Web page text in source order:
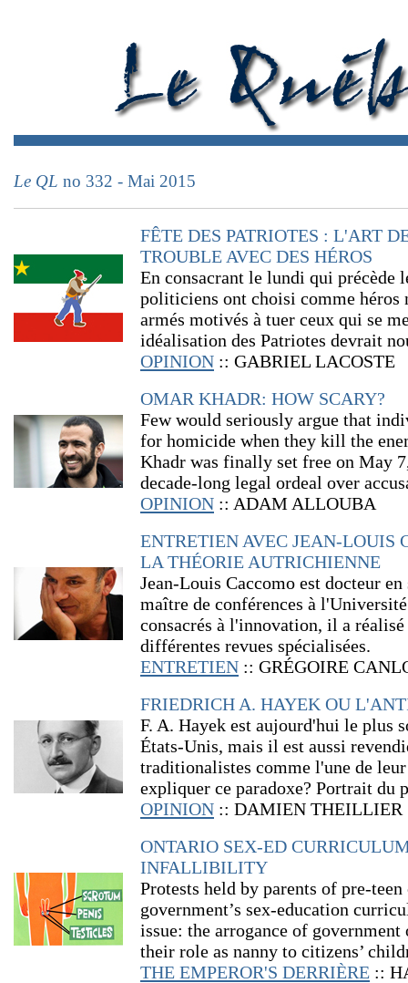
Le QL no 332 - Mai 2015
FÊTE DES PATRIOTES : L'ART
TROUBLE AVEC DES HÉROS
En consacrant le lundi qui précède
politiciens ont choisi comme
armés motivés à tuer ceux qui se
idéalisation des Patriotes devrait
OPINION :: GABRIEL LACOSTE
OMAR KHADR: HOW SCARY?
Few would seriously argue that
for homicide when they kill the
Khadr was finally set free on May
decade-long legal ordeal over
OPINION :: ADAM ALLOUBA
ENTRETIEN AVEC JEAN-LOUIS
LA THÉORIE AUTRICHIENNE
Jean-Louis Caccomo est docteur
maître de conférences à
consacrés à l'innovation, il a
différentes revues spécialisées.
ENTRETIEN :: GRÉGOIRE
FRIEDRICH A. HAYEK OU
F. A. Hayek est aujourd'hui le plus
États-Unis, mais il est aussi
traditionalistes comme l'une de
expliquer ce paradoxe? Portrait du
OPINION :: DAMIEN THEILLIER
ONTARIO SEX-ED
INFALLIBILITY
Protests held by parents of pre-
government’s sex-education
issue: the arrogance of
their role as nanny to citizens’
THE EMPEROR'S DERRIÈRE ::